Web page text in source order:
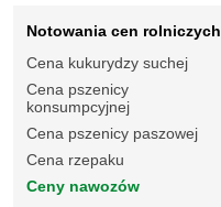
Notowania cen rolniczych
Cena kukurydzy suchej
Cena pszenicy
konsumpcyjnej
Cena pszenicy paszowej
Cena rzepaku
Ceny nawozów